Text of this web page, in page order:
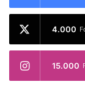
4.000
15.000